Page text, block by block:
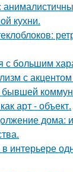
кухни.
с большим
с
арт - объект.
дома:
интерьере